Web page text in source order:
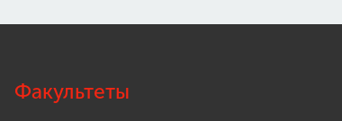
Факультеты